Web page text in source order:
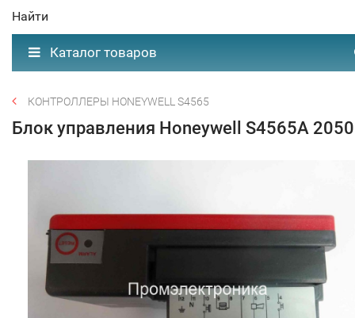
Найти
Каталог товаров
КОНТРОЛЛЕРЫ HONEYWELL S4565
Блок управления Honeywell S4565A 2050